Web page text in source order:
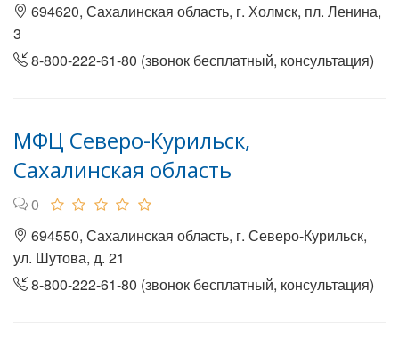
694620, Сахалинская область, г. Холмск, пл. Ленина,
3
8-800-222-61-80 (звонок бесплатный, консультация)
МФЦ Северо-Курильск,
Сахалинская область
0
694550, Сахалинская область, г. Северо-Курильск,
ул. Шутова, д. 21
8-800-222-61-80 (звонок бесплатный, консультация)